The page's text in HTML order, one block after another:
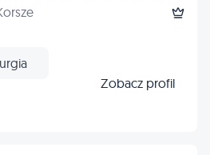
Zobacz profil